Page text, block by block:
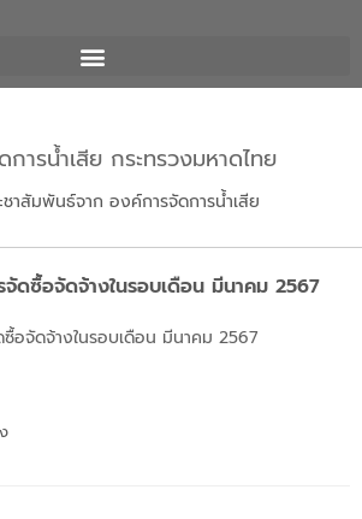
ารน้ำเสีย กระทรวงมหาดไทย
ชาสัมพันธ์จาก องค์การจัดการน้ำเสีย
จัดซื้อจัดจ้างในรอบเดือน มีนาคม 2567
อจัดจ้างในรอบเดือน มีนาคม 2567